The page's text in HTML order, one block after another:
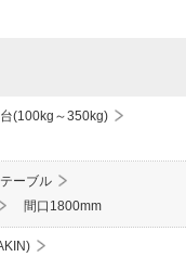
(100kg～350kg)
ーブル
間口1800mm